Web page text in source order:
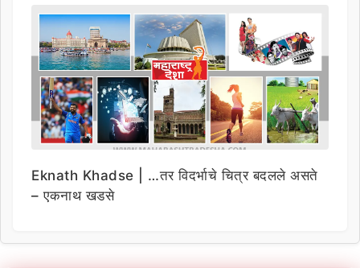
Eknath Khadse | …तर विदर्भाचे चित्र बदलले असते
– एकनाथ खडसे